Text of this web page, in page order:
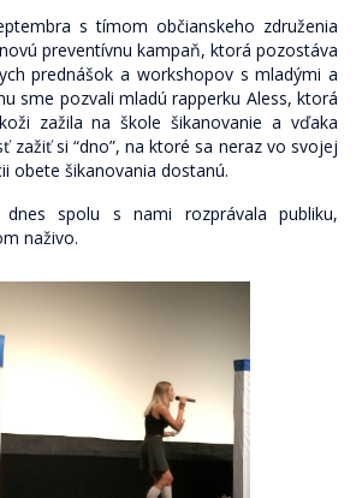
terapia
karty (P)o ceste k sebe.
Terapeutický denník.
Postmodernistov
s tímom občianskeho združenia
preventívnu kampaň, ktorá pozostáva
prednášok a workshopov s mladými a
sme pozvali mladú rapperku Aless, ktorá
zažila na škole šikanovanie a vďaka
zažiť si “dno”, na ktoré sa neraz vo svojej
obete šikanovania dostanú.
spolu s nami rozprávala publiku,
naživo.